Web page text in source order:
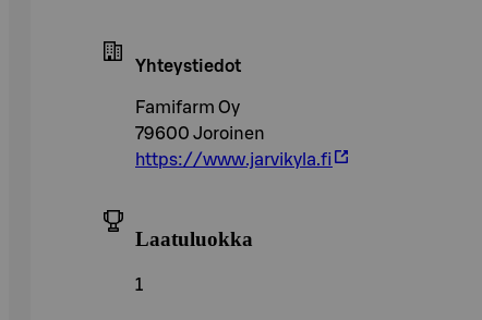
Yhteystiedot
Famifarm Oy
79600 Joroinen
https://www.jarvikyla.fi
Laatuluokka
1